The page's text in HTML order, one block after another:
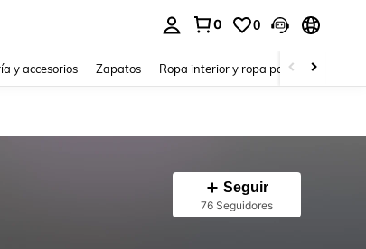
0 0
y accesorios Zapatos Ropa interior y ropa para dormir
Seguir
76 Seguidores